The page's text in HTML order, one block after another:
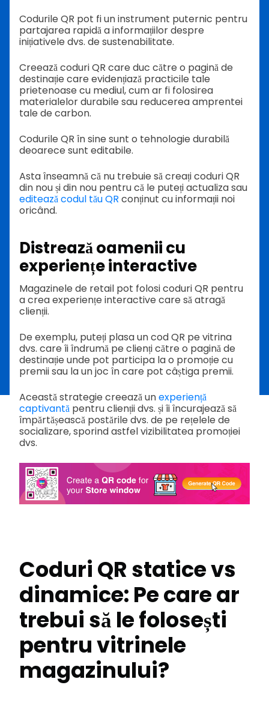
Codurile QR pot fi un instrument puternic pentru
partajarea rapidă a informațiilor despre
inițiativele dvs. de sustenabilitate.
Creează coduri QR care duc către o pagină de
destinație care evidențiază practicile tale
prietenoase cu mediul, cum ar fi folosirea
materialelor durabile sau reducerea amprentei
tale de carbon.
Codurile QR în sine sunt o tehnologie durabilă
deoarece sunt editabile.
Asta înseamnă că nu trebuie să creați coduri QR
din nou și din nou pentru că le puteți actualiza sau
editează codul tău QR conținut cu informații noi
oricând.
Distrează oamenii cu
experiențe interactive
Magazinele de retail pot folosi coduri QR pentru
a crea experiențe interactive care să atragă
clienții.
De exemplu, puteți plasa un cod QR pe vitrina
dvs. care îi îndrumă pe clienți către o pagină de
destinație unde pot participa la o promoție cu
premii sau la un joc în care pot câștiga premii.
Această strategie creează unexperiență
captivantă pentru clienții dvs. și îi încurajează să
împărtășească postările dvs. de pe rețelele de
socializare, sporind astfel vizibilitatea promoției
dvs.
Coduri QR statice vs
dinamice: Pe care ar
trebui să le folosești
pentru vitrinele
magazinului?